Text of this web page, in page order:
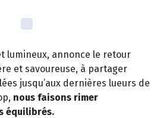
lumineux, annonce le retour
et savoureuse, à partager
jusqu’aux dernières lueurs de
nous faisons rimer
équilibrés.